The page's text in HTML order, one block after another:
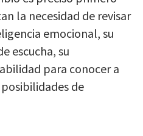
la necesidad de revisar
emocional, su
escucha, su
para conocer a
de